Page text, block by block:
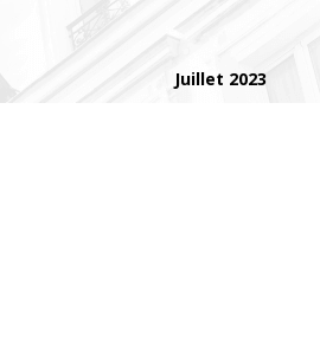
Juillet 2023